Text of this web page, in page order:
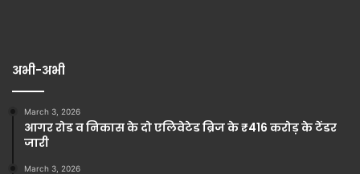
अभी-अभी
March 3, 2026
आगर रोड व निकास के दो एलिवेटेड ब्रिज के ₹416 करोड़ के टेंडर
जारी
March 3, 2026